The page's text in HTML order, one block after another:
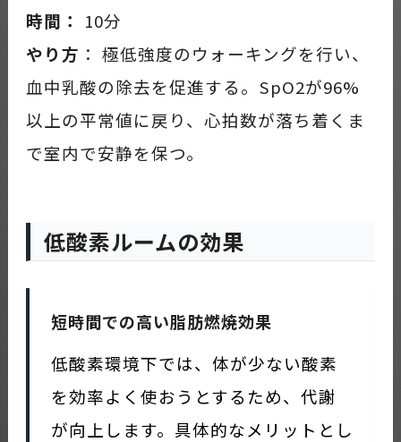
時間： 10分
やり方 ： 極低強度のウォーキングを行い、
血中乳酸の除去を促進する。SpO2が96%
以上の平常値に戻り、心拍数が落ち着くま
で室内で安静を保つ。
低酸素ルームの効果
短時間での高い脂肪燃焼効果
低酸素環境下では、体が少ない酸素
を効率よく使おうとするため、代謝
が向上します。具体的なメリットとし